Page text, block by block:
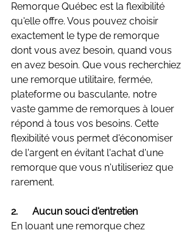
Remorque Québec est la flexibilité
qu'elle offre. Vous pouvez choisir
exactement le type de remorque
dont vous avez besoin, quand vous
en avez besoin. Que vous recherchiez
une remorque utilitaire, fermée,
plateforme ou basculante, notre
vaste gamme de remorques à louer
répond à tous vos besoins. Cette
flexibilité vous permet d'économiser
de l'argent en évitant l'achat d'une
remorque que vous n'utiliseriez que
rarement.
2.      Aucun souci d'entretien
En louant une remorque chez